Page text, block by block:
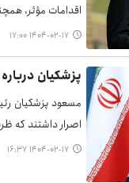
اقدامات مؤثر،
۱۴۰۴-۰۲-۱۷ ۱۷:۰۰
پزشکیان
مسعود پزشکیان
اصرار داشتند که
۱۴۰۴-۰۲-۱۷ ۱۶:۳۷